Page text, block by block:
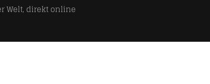
Welt, direkt online